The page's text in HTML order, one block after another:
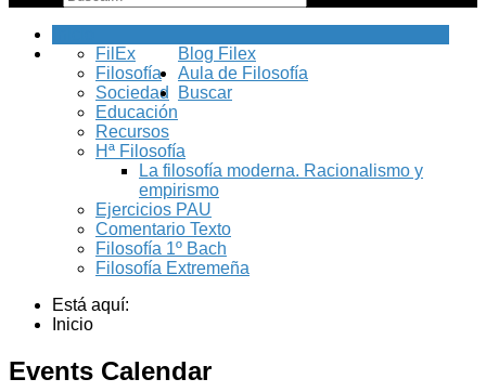
Blog Filex
FilEx
Filosofía
Sociedad
Educación
Recursos
Aula de Filosofía
Hª Filosofía
La filosofía moderna. Racionalismo y
empirismo
Ejercicios PAU
Comentario Texto
Filosofía 1º Bach
Filosofía Extremeña
Buscar
Está aquí:
Inicio
Events Calendar